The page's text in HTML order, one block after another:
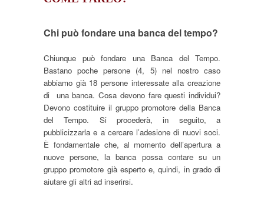
Chi può fondare una banca del tempo?
Chiunque può fondare una Banca del Tempo.
Bastano poche persone (4, 5) nel nostro caso
abbiamo già 18 persone interessate alla creazione
di una banca. Cosa devono fare questi individui?
Devono costituire il gruppo promotore della Banca
del Tempo. Si procederà, in seguito, a
pubblicizzarla e a cercare l’adesione di nuovi soci.
È fondamentale che, al momento dell’apertura a
nuove persone, la banca possa contare su un
gruppo promotore già esperto e, quindi, in grado di
aiutare gli altri ad inserirsi.